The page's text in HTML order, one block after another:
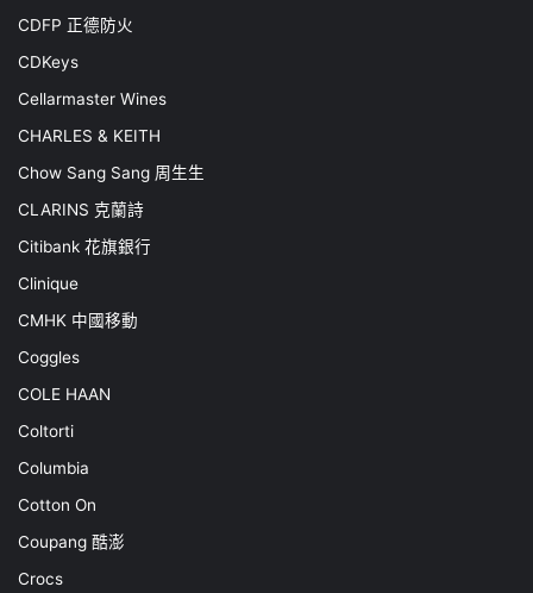
CDFP 正德防火
CDKeys
Cellarmaster Wines
CHARLES & KEITH
Chow Sang Sang 周生生
CLARINS 克蘭詩
Citibank 花旗銀行
Clinique
CMHK 中國移動
Coggles
COLE HAAN
Coltorti
Columbia
Cotton On
Coupang 酷澎
Crocs